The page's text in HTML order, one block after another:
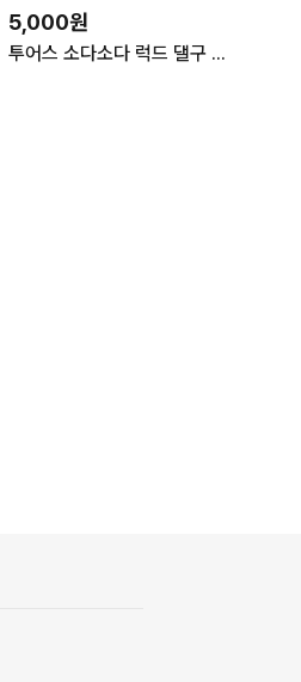
5,000원
투어스 소다소다 럭드 댈구 해드립니다!